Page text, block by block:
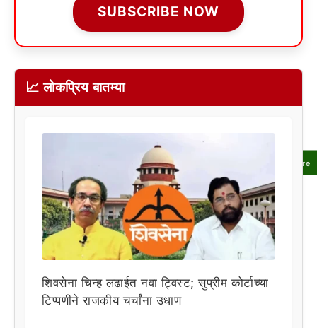
Share
SUBSCRIBE NOW
📈 लोकप्रिय बातम्या
शिवसेना चिन्ह लढाईत नवा ट्विस्ट; सुप्रीम कोर्टाच्या
टिप्पणीने राजकीय चर्चांना उधाण